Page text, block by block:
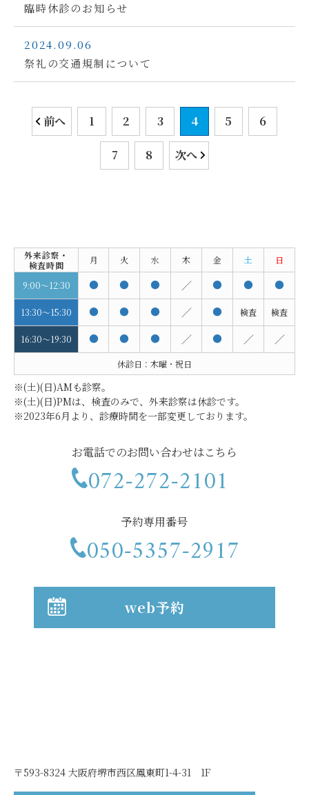
臨時休診のお知らせ
2024.09.06
祭礼の交通規制について
前へ 1 2 3 4 5 6
7 8 次へ
外来診察 ・
検査時間
月 火 水 木 金 土 日
9:00～12:30 ● ● ● ／ ● ● ●
13:30～15:30 ● ● ● ／ ● 検査 検査
16:30～19:30 ● ● ● ／ ● ／ ／
休診日：木曜・祝日
※(土)(日)AMも診察。
※(土)(日)PMは、検査のみで、外来診察は休診です。
※2023年6月より、診療時間を一部変更しております。
お電話でのお問い合わせはこちら
072-272-2101
予約専用番号
050-5357-2917
web予約
〒593-8324 大阪府堺市西区鳳東町1-4-31 1F